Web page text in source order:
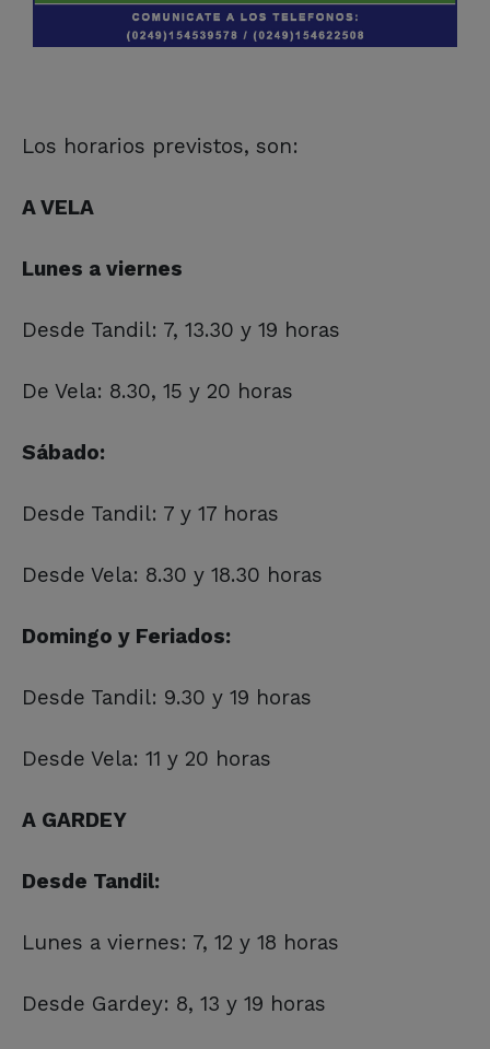
Los horarios previstos, son:
A VELA
Lunes a viernes
Desde Tandil: 7, 13.30 y 19 horas
De Vela: 8.30, 15 y 20 horas
Sábado:
Desde Tandil: 7 y 17 horas
Desde Vela: 8.30 y 18.30 horas
Domingo y Feriados:
Desde Tandil: 9.30 y 19 horas
Desde Vela: 11 y 20 horas
A GARDEY
Desde Tandil:
Lunes a viernes: 7, 12 y 18 horas
Desde Gardey: 8, 13 y 19 horas